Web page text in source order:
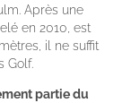
Après une
en 2010, est
il ne suffit
Golf.
partie du